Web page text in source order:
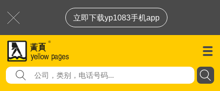
立即下载yp1083手机app